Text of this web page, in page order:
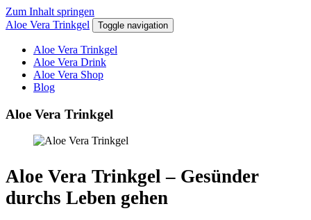
Zum Inhalt springen
Aloe Vera Trinkgel
Toggle navigation
Aloe Vera Trinkgel
Aloe Vera Drink
Aloe Vera Shop
Blog
Aloe Vera Trinkgel
Aloe Vera Trinkgel – Gesünder
durchs Leben gehen